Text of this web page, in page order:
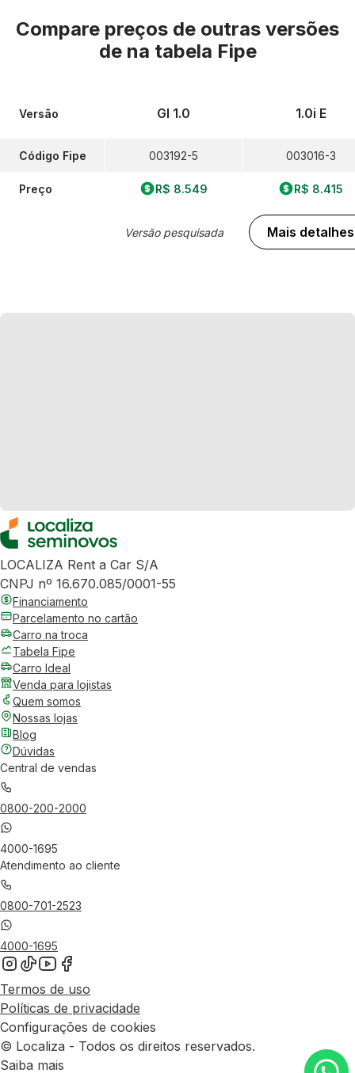
Compare preços de outras versões
de na tabela Fipe
Versão
Código Fipe
Preço
Gl 1.0
003192-5
R$ 8.549
Versão pesquisada
1.0i E
003016-3
R$ 8.415
Mais detalhes
LOCALIZA Rent a Car S/A
CNPJ nº 16.670.085/0001-55
Financiamento
Parcelamento no cartão
Carro na troca
Tabela Fipe
Carro Ideal
Venda para lojistas
Quem somos
Nossas lojas
Blog
Dúvidas
Central de vendas
0800-200-2000
4000-1695
Atendimento ao cliente
0800-701-2523
4000-1695
Termos de uso
Políticas de privacidade
Configurações de cookies
© Localiza - Todos os direitos reservados.
Saiba mais